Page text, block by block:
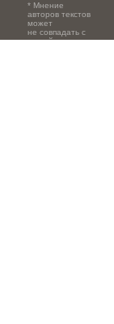
* Мнение
авторов текстов
может
не совпадать с
точкой зрения